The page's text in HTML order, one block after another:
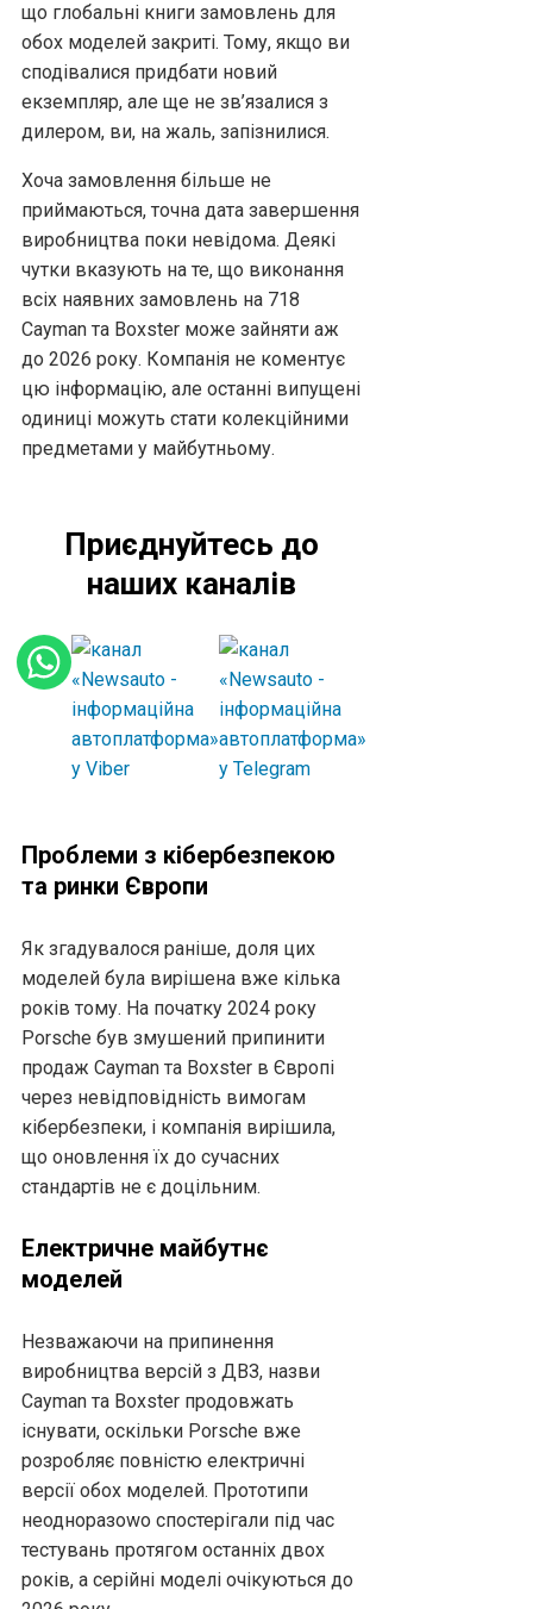
що глобальні книги замовлень для
обох моделей закриті. Тому, якщо ви
сподівалися придбати новий
екземпляр, але ще не зв’язалися з
дилером, ви, на жаль, запізнилися.
Хоча замовлення більше не
приймаються, точна дата завершення
виробництва поки невідома. Деякі
чутки вказують на те, що виконання
всіх наявних замовлень на 718
Cayman та Boxster може зайняти аж
до 2026 року. Компанія не коментує
цю інформацію, але останні випущені
одиниці можуть стати колекційними
предметами у майбутньому.
Приєднуйтесь до
наших каналів
Проблеми з кібербезпекою
та ринки Європи
Як згадувалося раніше, доля цих
моделей була вирішена вже кілька
років тому. На початку 2024 року
Porsche був змушений припинити
продаж Cayman та Boxster в Європі
через невідповідність вимогам
кібербезпеки, і компанія вирішила,
що оновлення їх до сучасних
стандартів не є доцільним.
Електричне майбутнє
моделей
Незважаючи на припинення
виробництва версій з ДВЗ, назви
Cayman та Boxster продовжать
існувати, оскільки Porsche вже
розробляє повністю електричні
версії обох моделей. Прототипи
неодноразowo спостерігали під час
тестувань протягом останніх двох
років, а серійні моделі очікуються до